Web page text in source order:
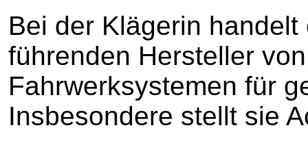
Bei der Klägerin
führenden Hersteller
Fahrwerksystemen für
Insbesondere stellt sie